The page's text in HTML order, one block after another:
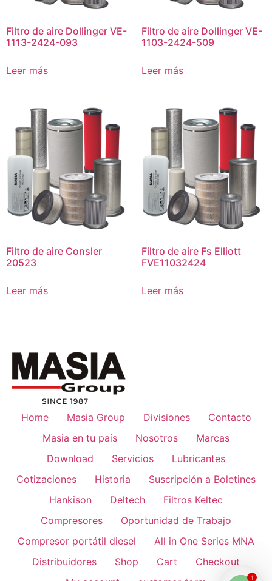
Filtro de aire Dollinger VE-
1113-2424-093
Leer más
Filtro de aire Dollinger VE-
1103-2424-509
Leer más
Filtro de aire Consler
20523
Leer más
Filtro de aire Fs Elliott
FVE11032424
Leer más
Home Masia Group Divisiones
Contacto
Masia en tu país
Nosotros
Marcas
Download
Servicios
Lubricantes
Cotizaciones
Historia
Suscripción a Boletines
Hankison
Deltech
Filtros Keltec
Compresores
Oportunidad de Trabajo
Compresor portátil diesel
All in One Series MNA
Distribuidores
Shop Cart
Checkout
1